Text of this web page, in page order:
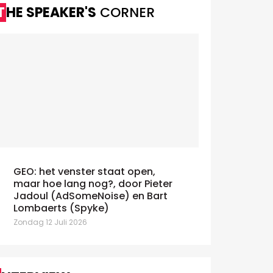
Alzheimer Liga versnelt
digitalisering met iO
THE SPEAKER'S CORNER
GEO: het venster staat open,
maar hoe lang nog?, door Pieter
Jadoul (AdSomeNoise) en Bart
Lombaerts (Spyke)
Zondag 12 Juli 2026